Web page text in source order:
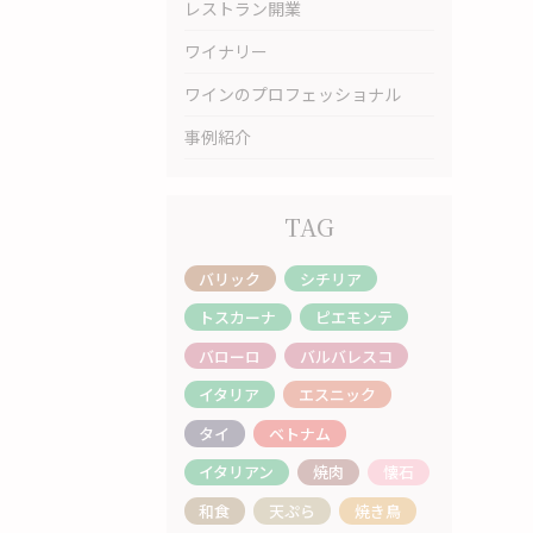
レストラン開業
ワイナリー
ワインのプロフェッショナル
事例紹介
TAG
バリック
シチリア
トスカーナ
ピエモンテ
バローロ
バルバレスコ
イタリア
エスニック
タイ
ベトナム
イタリアン
焼肉
懐石
和食
天ぷら 焼き鳥